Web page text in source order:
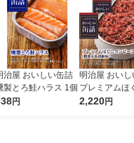
治屋 おいしい缶詰
製とろ鮭ハラス 1個
円
明治屋 おいし
プレミアムほ
ビーフ 1セッ
2,220円